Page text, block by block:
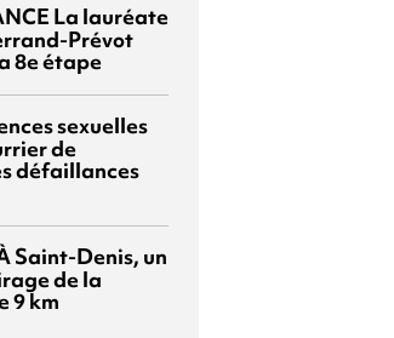
La lauréate
Prévot
8e étape
sexuelles
de
défaillances
Saint-Denis, un
de la
9 km